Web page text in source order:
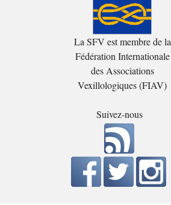
La SFV est membre de la
Fédération Internationale
des Associations
Vexillologiques (FIAV)
Suivez-nous